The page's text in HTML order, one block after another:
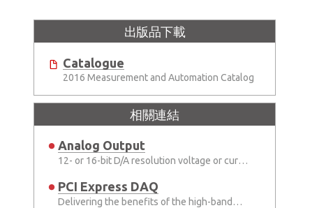
出版品下載
Catalogue
2016 Measurement and Automation Catalog
相關連結
Analog Output
12- or 16-bit D/A resolution voltage or current output and up to 1 MS/s update rate are supported.
PCI Express DAQ
Delivering the benefits of the high-bandwidth PCI Express